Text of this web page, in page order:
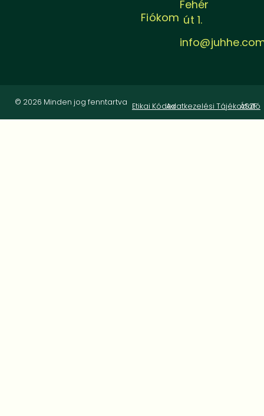
Fiókom
Fehér
út 1.
© 2026 Minden jog fenntartva Etikai KódexAdatkezelési Tájékoztató
ÁSZF